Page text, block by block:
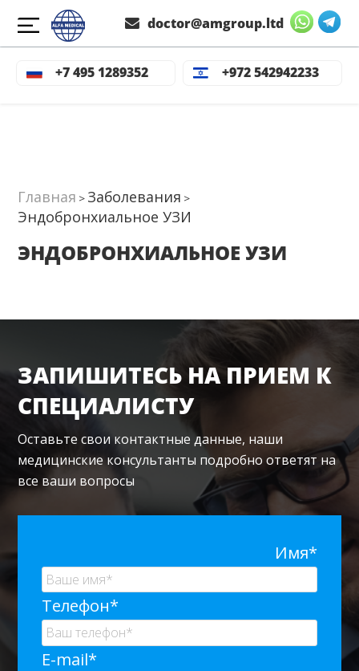
+7 495 1289352 +972 542942233
doctor@amgroup.ltd
Главная > Заболевания >
Эндобронхиальное УЗИ
ЭНДОБРОНХИАЛЬНОЕ УЗИ
ЗАПИШИТЕСЬ НА ПРИЕМ К
СПЕЦИАЛИСТУ
Оставьте свои контактные данные, наши
медицинские консультанты подробно ответят на
все ваши вопросы
Имя*
Телефон*
E-mail*